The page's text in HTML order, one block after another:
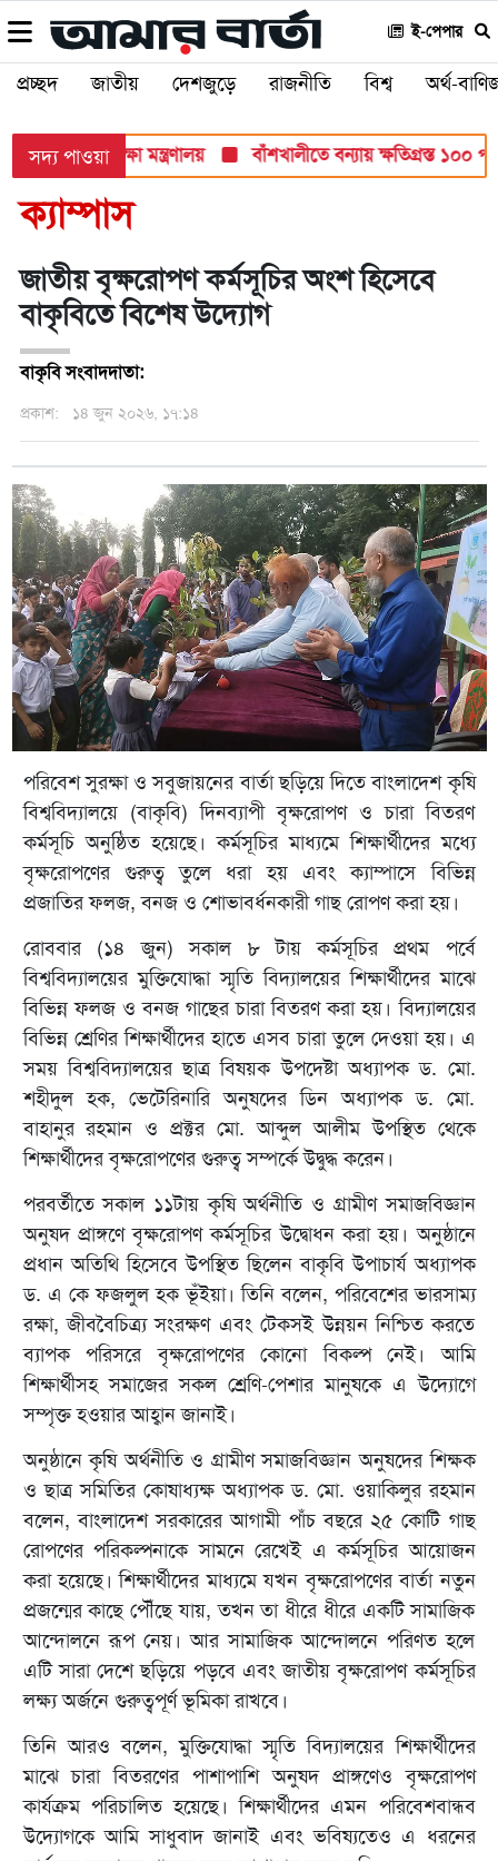
ই-পেপার
প্রচ্ছদ জাতীয় দেশজুড়ে রাজনীতি বিশ্ব অর্থ-
সদ্য পাওয়া
পরীক্ষায়: শিক্ষা মন্ত্রণালয় বাঁশখালীতে বন্যায় ক্ষতিগ্রস্ত ১০০
ক্যাম্পাস
জাতীয় বৃক্ষরোপণ কর্মসূচির অংশ হিসেবে
বাকৃবিতে বিশেষ উদ্যোগ
বাকৃবি সংবাদদাতা:
প্রকাশ: ১৪ জুন ২০২৬, ১৭:১৪
পরিবেশ সুরক্ষা ও সবুজায়নের বার্তা ছড়িয়ে দিতে বাংলাদেশ কৃষি
বিশ্ববিদ্যালয়ে (বাকৃবি) দিনব্যাপী বৃক্ষরোপণ ও চারা বিতরণ
কর্মসূচি অনুষ্ঠিত হয়েছে। কর্মসূচির মাধ্যমে শিক্ষার্থীদের মধ্যে
বৃক্ষরোপণের গুরুত্ব তুলে ধরা হয় এবং ক্যাম্পাসে বিভিন্ন
প্রজাতির ফলজ, বনজ ও শোভাবর্ধনকারী গাছ রোপণ করা হয়।
রোববার (১৪ জুন) সকাল ৮ টায় কর্মসূচির প্রথম পর্বে
বিশ্ববিদ্যালয়ের মুক্তিযোদ্ধা স্মৃতি বিদ্যালয়ের শিক্ষার্থীদের মাঝে
বিভিন্ন ফলজ ও বনজ গাছের চারা বিতরণ করা হয়। বিদ্যালয়ের
বিভিন্ন শ্রেণির শিক্ষার্থীদের হাতে এসব চারা তুলে দেওয়া হয়। এ
সময় বিশ্ববিদ্যালয়ের ছাত্র বিষয়ক উপদেষ্টা অধ্যাপক ড. মো.
শহীদুল হক, ভেটেরিনারি অনুষদের ডিন অধ্যাপক ড. মো.
বাহানুর রহমান ও প্রক্টর মো. আব্দুল আলীম উপস্থিত থেকে
শিক্ষার্থীদের বৃক্ষরোপণের গুরুত্ব সম্পর্কে উদ্বুদ্ধ করেন।
পরবর্তীতে সকাল ১১টায় কৃষি অর্থনীতি ও গ্রামীণ সমাজবিজ্ঞান
অনুষদ প্রাঙ্গণে বৃক্ষরোপণ কর্মসূচির উদ্বোধন করা হয়। অনুষ্ঠানে
প্রধান অতিথি হিসেবে উপস্থিত ছিলেন বাকৃবি উপাচার্য অধ্যাপক
ড. এ কে ফজলুল হক ভূঁইয়া। তিনি বলেন, পরিবেশের ভারসাম্য
রক্ষা, জীববৈচিত্র্য সংরক্ষণ এবং টেকসই উন্নয়ন নিশ্চিত করতে
ব্যাপক পরিসরে বৃক্ষরোপণের কোনো বিকল্প নেই। আমি
শিক্ষার্থীসহ সমাজের সকল শ্রেণি-পেশার মানুষকে এ উদ্যোগে
সম্পৃক্ত হওয়ার আহ্বান জানাই।
অনুষ্ঠানে কৃষি অর্থনীতি ও গ্রামীণ সমাজবিজ্ঞান অনুষদের শিক্ষক
ও ছাত্র সমিতির কোষাধ্যক্ষ অধ্যাপক ড. মো. ওয়াকিলুর রহমান
বলেন, বাংলাদেশ সরকারের আগামী পাঁচ বছরে ২৫ কোটি গাছ
রোপণের পরিকল্পনাকে সামনে রেখেই এ কর্মসূচির আয়োজন
করা হয়েছে। শিক্ষার্থীদের মাধ্যমে যখন বৃক্ষরোপণের বার্তা নতুন
প্রজন্মের কাছে পৌঁছে যায়, তখন তা ধীরে ধীরে একটি সামাজিক
আন্দোলনে রূপ নেয়। আর সামাজিক আন্দোলনে পরিণত হলে
এটি সারা দেশে ছড়িয়ে পড়বে এবং জাতীয় বৃক্ষরোপণ কর্মসূচির
লক্ষ্য অর্জনে গুরুত্বপূর্ণ ভূমিকা রাখবে।
তিনি আরও বলেন, মুক্তিযোদ্ধা স্মৃতি বিদ্যালয়ের শিক্ষার্থীদের
মাঝে চারা বিতরণের পাশাপাশি অনুষদ প্রাঙ্গণেও বৃক্ষরোপণ
কার্যক্রম পরিচালিত হয়েছে। শিক্ষার্থীদের এমন পরিবেশবান্ধব
উদ্যোগকে আমি সাধুবাদ জানাই এবং ভবিষ্যতেও এ ধরনের